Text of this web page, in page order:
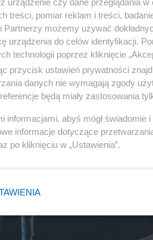
treści, pomiar reklam i treści,
Partnerzy możemy używać
urządzenia do celów identyfikacji.
technologii poprzez kliknięcie
przycisk ustawień prywatności
danych nie wymagają zgody
będą miały zastosowania
informacjami, abyś mógł
informacje dotyczące
po kliknięciu w „Ustawienia”.